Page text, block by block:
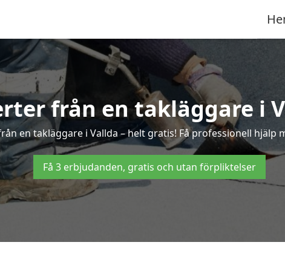
från en takläggare i
en takläggare i Vallda – helt gratis! Få professionell
Få 3 erbjudanden, gratis och utan förpliktelser